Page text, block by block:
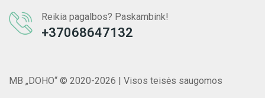
Reikia pagalbos? Paskambink!
+37068647132
MB „DOHO“ © 2020-2026 | Visos teisės saugomos